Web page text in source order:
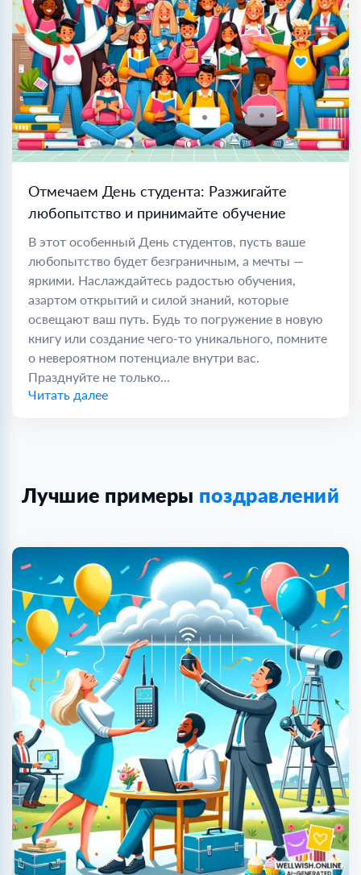
Отмечаем День студента: Разжигайте
любопытство и принимайте обучение
В этот особенный День студентов, пусть ваше
любопытство будет безграничным, а мечты —
яркими. Наслаждайтесь радостью обучения,
азартом открытий и силой знаний, которые
освещают ваш путь. Будь то погружение в новую
книгу или создание чего-то уникального, помните
о невероятном потенциале внутри вас.
Празднуйте не только...
Читать далее
Лучшие примеры поздравлений